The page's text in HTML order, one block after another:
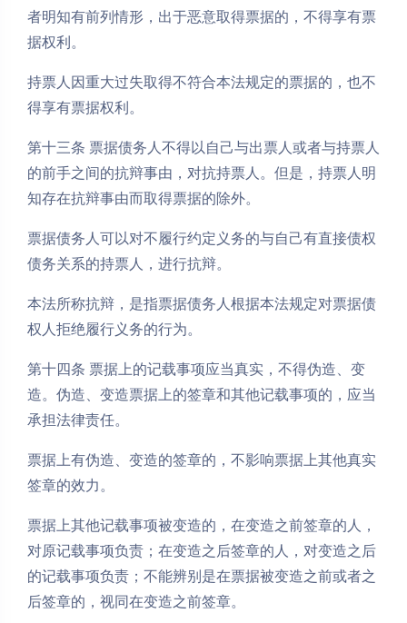
者明知有前列情形，出于恶意取得票据的，不得享有票
据权利。
持票人因重大过失取得不符合本法规定的票据的，也不
得享有票据权利。
第十三条 票据债务人不得以自己与出票人或者与持票人
的前手之间的抗辩事由，对抗持票人。但是，持票人明
知存在抗辩事由而取得票据的除外。
票据债务人可以对不履行约定义务的与自己有直接债权
债务关系的持票人，进行抗辩。
本法所称抗辩，是指票据债务人根据本法规定对票据债
权人拒绝履行义务的行为。
第十四条 票据上的记载事项应当真实，不得伪造、变
造。伪造、变造票据上的签章和其他记载事项的，应当
承担法律责任。
票据上有伪造、变造的签章的，不影响票据上其他真实
签章的效力。
票据上其他记载事项被变造的，在变造之前签章的人，
对原记载事项负责；在变造之后签章的人，对变造之后
的记载事项负责；不能辨别是在票据被变造之前或者之
后签章的，视同在变造之前签章。